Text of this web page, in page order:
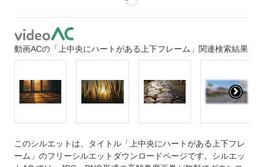
動画ACの「上中央にハートがある上下フレーム」関連検索結果
このシルエットは、タイトル「上中央にハートがある上下フレ
ーム」のフリーシルエットダウンロードページです。シルエッ